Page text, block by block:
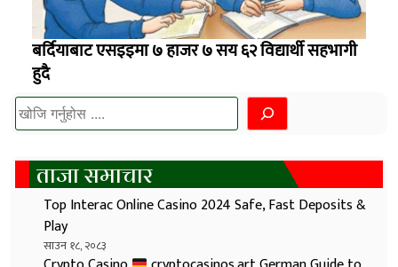
बर्दियाबाट एसइइमा ७ हाजर ७ सय ६२ विद्यार्थी सहभागी
हुदै
खोज्नुहोस
ताजा समाचार
Top Interac Online Casino 2024 Safe, Fast Deposits &
Play
साउन १८, २०८३